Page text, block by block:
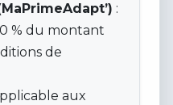
:
% du montant
de
aux